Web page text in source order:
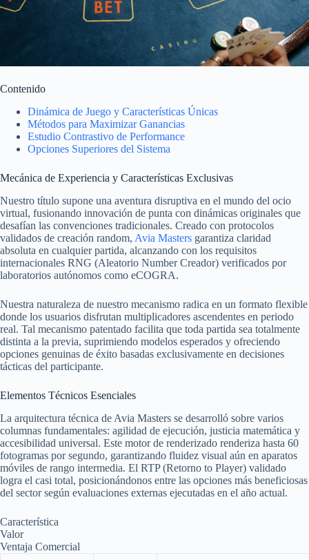
Contenido
Dinámica de Juego y Características Únicas
Métodos para Maximizar Ganancias
Estudio Contrastivo de Performance
Opciones Superiores del Sistema
Mecánica de Experiencia y Características Exclusivas
Nuestro título supone una aventura disruptiva en el mundo del ocio
virtual, fusionando innovación de punta con dinámicas originales que
desafían las convenciones tradicionales. Creado con protocolos
validados de creación random, Avia Masters garantiza claridad
absoluta en cualquier partida, alcanzando con los requisitos
internacionales RNG (Aleatorio Number Creador) verificados por
laboratorios autónomos como eCOGRA.
Nuestra naturaleza de nuestro mecanismo radica en un formato flexible
donde los usuarios disfrutan multiplicadores ascendentes en periodo
real. Tal mecanismo patentado facilita que toda partida sea totalmente
distinta a la previa, suprimiendo modelos esperados y ofreciendo
opciones genuinas de éxito basadas exclusivamente en decisiones
tácticas del participante.
Elementos Técnicos Esenciales
La arquitectura técnica de Avia Masters se desarrolló sobre varios
columnas fundamentales: agilidad de ejecución, justicia matemática y
accesibilidad universal. Este motor de renderizado renderiza hasta 60
fotogramas por segundo, garantizando fluidez visual aún en aparatos
móviles de rango intermedia. El RTP (Retorno to Player) validado
logra el casi total, posicionándonos entre las opciones más beneficiosas
del sector según evaluaciones externas ejecutadas en el año actual.
Característica
Valor
Ventaja Comercial